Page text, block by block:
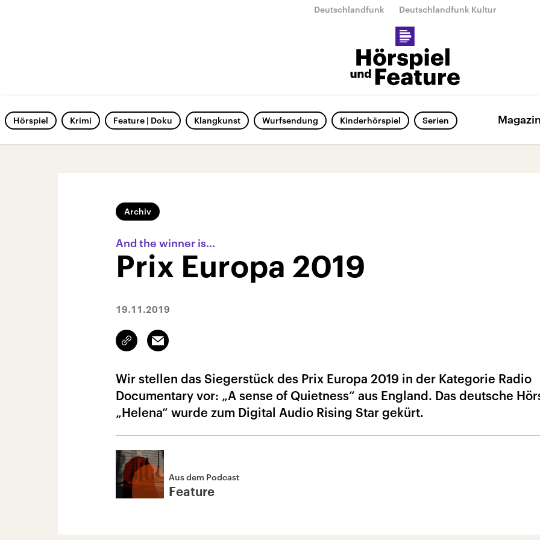
Deutschlandfunk Deutschlandfunk Kultur
Hörspiel Krimi Feature | Doku Klangkunst Wurfsendung Kinderhörspiel Serien Magazin
Archiv
And the winner is...
Prix Europa 2019
19.11.2019
Link
kopieren/teilen
Email
Wir stellen das Siegerstück des Prix Europa 2019 in der Kategorie Radio
Documentary vor: „A sense of Quietness“ aus England. Das deutsche
„Helena“ wurde zum Digital Audio Rising Star gekürt.
Aus dem Podcast
Feature